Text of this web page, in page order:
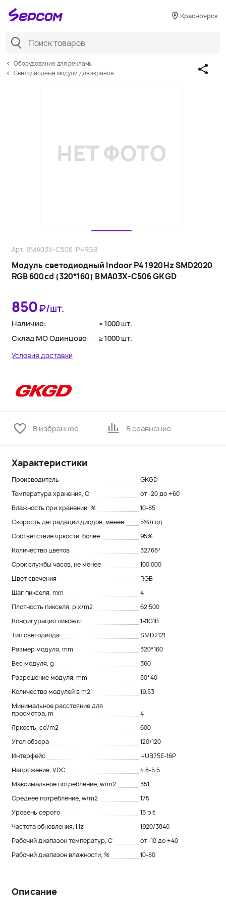
Красноярск
Оборудование для рекламы
Светодиодные модули для экранов
Модуль светодиодный Indoor P4 1920Hz SMD2020
RGB 600cd (320*160) BMA03X-C506 GKGD
Арт. BMA03X-C506 IP4RGB
В избранное В сравнение
850₽/шт.
Наличие:
≥ 1000 шт.
Склад МО Одинцово:
≥ 1000 шт.
Условия доставки
Описание
Характеристики
Производитель
GKGD
Температура хранения, C
от -20 до +60
Влажность при хранении, %
10-85
Скорость деградации диодов, менее
5%/год
Соответствие яркости, более
95%
Количество цветов
32768³
Срок службы часов, не менее
100 000
Цвет свечения
RGB
Шаг пикселя, mm
4
Плотность пикселя, pix/m2
62 500
Конфигурация пикселя
1R1G1B
Тип светодиода
SMD2121
Размер модуля, mm
320*160
Вес модуля, g
360
Разрешение модуля, mm
80*40
Количество модулей в m2
19.53
Минимальное расстояние для
просмотра, m
4
Яркость, cd/m2
600
Угол обзора
120/120
Интерфейс
HUB75E-16P
Напряжение, VDC
4.8-5.5
Максимальное потребление, w/m2
351
Среднее потребление, w/m2
175
Уровень серого
15 bit
Частота обновления, Hz
1920/3840
Рабочий диапазон температур, С
от -10 до +40
Рабочий диапазон влажности, %
10-80